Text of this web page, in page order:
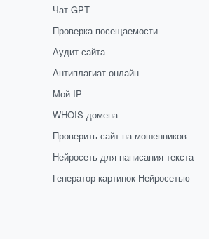
Чат GPT
Проверка посещаемости
Аудит сайта
Антиплагиат онлайн
Мой IP
WHOIS домена
Проверить сайт на мошенников
Нейросеть для написания текста
Генератор картинок Нейросетью